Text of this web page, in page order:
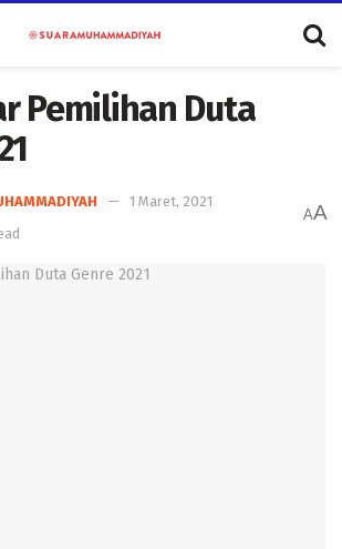
Pemilihan Duta
1 Maret, 2021
AA